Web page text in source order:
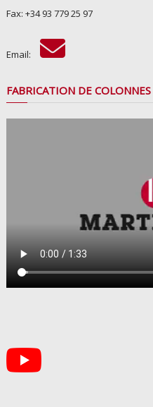
Fax: +34 93 779 25 97
Email:
FABRICATION DE